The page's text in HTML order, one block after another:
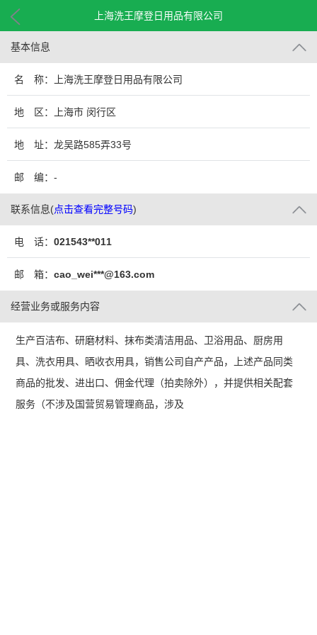
上海洗王摩登日用品有限公司
基本信息
名 称：上海洗王摩登日用品有限公司
地 区：上海市 闵行区
地 址：龙吴路585弄33号
邮 编：-
联系信息(点击查看完整号码)
电 话： 021543**011
邮 箱： cao_wei***@163.com
经营业务或服务内容
生产百洁布、研磨材料、抹布类清洁用品、卫浴用品、厨房用
具、洗衣用具、晒收衣用具，销售公司自产产品，上述产品同类
商品的批发、进出口、佣金代理（拍卖除外），并提供相关配套
服务（不涉及国营贸易管理商品，涉及